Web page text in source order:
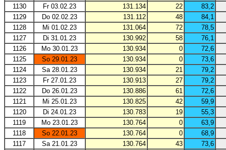
1130
Fr 03.02.23 131.134 22
83,2
1129
Do 02.02.23 131.112 48
84,1
1128
Mi 01.02.23 131.064 72
78,5
1127
Di 31.01.23 130.992 58
76,1
1126
Mo 30.01.23 130.934 0
72,6
1125
So 29.01.23 130.934 0
73,6
1124
Sa 28.01.23 130.934 21
79,2
1123
Fr 27.01.23 130.913 27
79,2
1122
Do 26.01.23 130.886 61
72,6
1121
Mi 25.01.23 130.825 42
59,9
1120
Di 24.01.23 130.783 19
55,3
1119
Mo 23.01.23 130.764 0
63,9
1118
So 22.01.23 130.764 0
68,9
1117
Sa 21.01.23 130.764 43
73,6